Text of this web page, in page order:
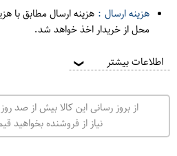
هزینه ارسال : هزینه ارسال مطابق با
محل از خریدار اخذ خواهد شد.
اطلاعات بیشتر ❯
از بروز رسانی این کالا بیش از
نیاز از فروشنده بخواهید